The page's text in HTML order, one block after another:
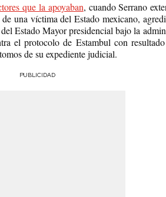
que la apoyaban, cuando Serrano
una víctima del Estado mexicano,
Estado Mayor presidencial bajo la
el protocolo de Estambul con
de su expediente judicial.
PUBLICIDAD